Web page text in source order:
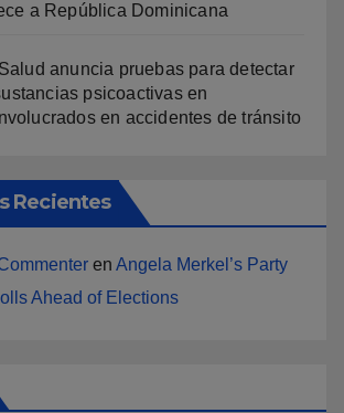
a República Dominicana
anuncia pruebas para detectar
psicoactivas en
en accidentes de tránsito
Recientes
en Angela Merkel’s Party
Ahead of Elections